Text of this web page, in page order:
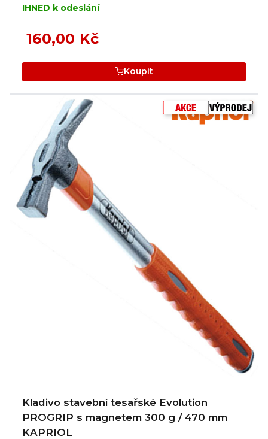
IHNED k odeslání
160,00 Kč
Koupit
Kladivo stavební tesařské Evolution
PROGRIP s magnetem 300 g / 470 mm
KAPRIOL